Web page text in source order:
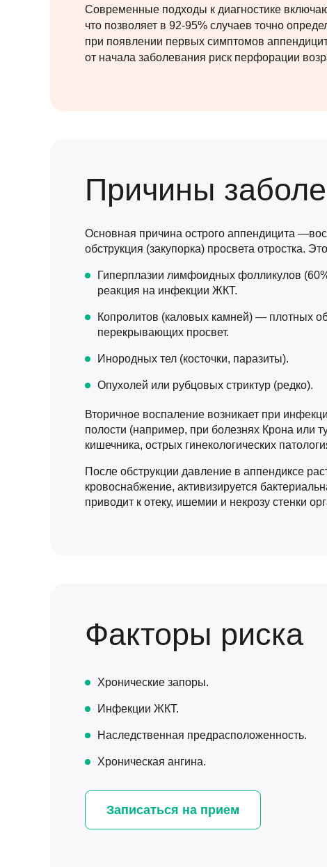
Современные подходы к диагностике
что позволяет в 92-95% случаев точно
при появлении первых симптомов
от начала заболевания риск перфорации
Причины
Основная причина острого аппендицита
обструкция (закупорка) просвета отростка.
Гиперплазии лимфоидных фолликулов
реакция на инфекции ЖКТ.
Копролитов (каловых камней) — плотных
перекрывающих просвет.
Инородных тел (косточки, паразиты).
Опухолей или рубцовых стриктур (редко).
Вторичное воспаление возникает при
полости (например, при болезнях Крона или
кишечника, острых гинекологических
После обструкции давление в аппендиксе
кровоснабжение, активизируется
приводит к отеку, ишемии и некрозу стенки
Факторы риска
Хронические запоры.
Инфекции ЖКТ.
Наследственная предрасположенность.
Хроническая ангина.
Записаться на прием